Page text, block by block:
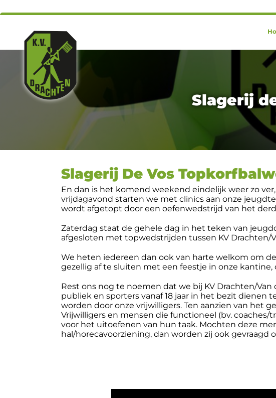
Slagerij
Slagerij De Vos
En dan is het komend weekend eindelijk weer zo
vrijdagavond starten we met clinics aan onze
wordt afgetopt door een oefenwedstrijd van het
Zaterdag staat de gehele dag in het teken van
afgesloten met topwedstrijden tussen KV Drachten/
We heten iedereen dan ook van harte welkom om
gezellig af te sluiten met een feestje in onze
Rest ons nog te noemen dat we bij KV Drachten/
publiek en sporters vanaf 18 jaar in het bezit dienen
worden door onze vrijwilligers. Ten aanzien van het
Vrijwilligers en mensen die functioneel (bv. coaches/
voor het uitoefenen van hun taak. Mochten deze
hal/horecavoorziening, dan worden zij ook